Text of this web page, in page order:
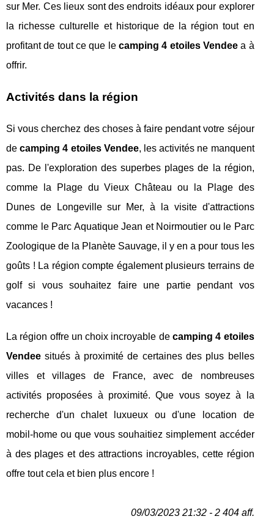
sur Mer. Ces lieux sont des endroits idéaux pour explorer
la richesse culturelle et historique de la région tout en
profitant de tout ce que le camping 4 etoiles Vendeea à
offrir.
Activités dans la région
Si vous cherchez des choses à faire pendant votre séjour
decamping 4 etoiles Vendee, les activités ne manquent
pas. De l'exploration des superbes plages de la région,
comme la Plage du Vieux Château ou la Plage des
Dunes de Longeville sur Mer, à la visite d'attractions
comme le Parc Aquatique Jean et Noirmoutier ou le Parc
Zoologique de la Planète Sauvage, il y en a pour tous les
goûts ! La région compte également plusieurs terrains de
golf si vous souhaitez faire une partie pendant vos
vacances !
La région offre un choix incroyable decamping 4 etoiles
Vendee situés à proximité de certaines des plus belles
villes et villages de France, avec de nombreuses
activités proposées à proximité. Que vous soyez à la
recherche d'un chalet luxueux ou d'une location de
mobil-home ou que vous souhaitiez simplement accéder
à des plages et des attractions incroyables, cette région
offre tout cela et bien plus encore !
09/03/2023 21:32 - 2 404 aff.